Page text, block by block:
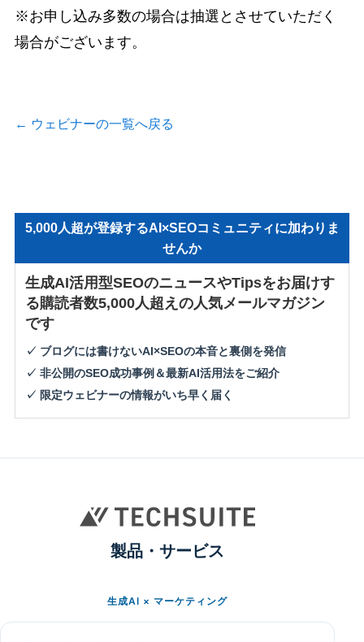
※お申し込み多数の場合は抽選とさせていただく
場合がございます。
← ウェビナーの一覧へ戻る
5,000人超が登録するAI×SEOコミュニティに加わりま
せんか
生成AI活用型SEOのニュースやTipsをお届けす
る購読者数5,000人超えの人気メールマガジン
です
✓ ブログには書けないAI×SEOの本音と裏側を発信
✓ 非公開のSEO成功事例＆最新AI活用法をご紹介
✓ 限定ウェビナーの情報がいち早く届く
製品・サービス
生成AI × マーケティング